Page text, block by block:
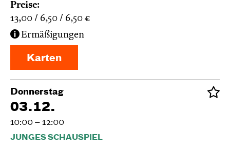
Preise:
13,00
6,50 6,50 €
Ermäßigungen
Karten
Donnerstag
03.12.
10:00 – 12:00
JUNGES SCHAUSPIEL